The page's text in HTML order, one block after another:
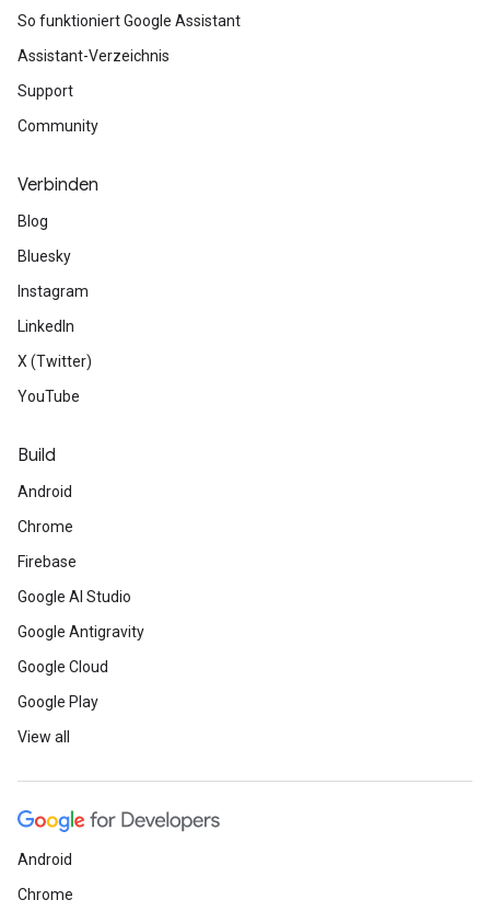
So funktioniert Google Assistant
Assistant-Verzeichnis
Support
Community
Verbinden
Blog
Bluesky
Instagram
LinkedIn
X (Twitter)
YouTube
Build
Android
Chrome
Firebase
Google AI Studio
Google Antigravity
Google Cloud
Google Play
View all
Android
Chrome